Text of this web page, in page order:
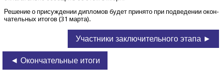
Реше­ние о при­суж­де­нии дипло­мов будет при­ня­то при под­ве­де­нии окон­
ча­тель­ных ито­гов (31 марта).
Участники заключительного этапа ►
◄ Окончательные итоги